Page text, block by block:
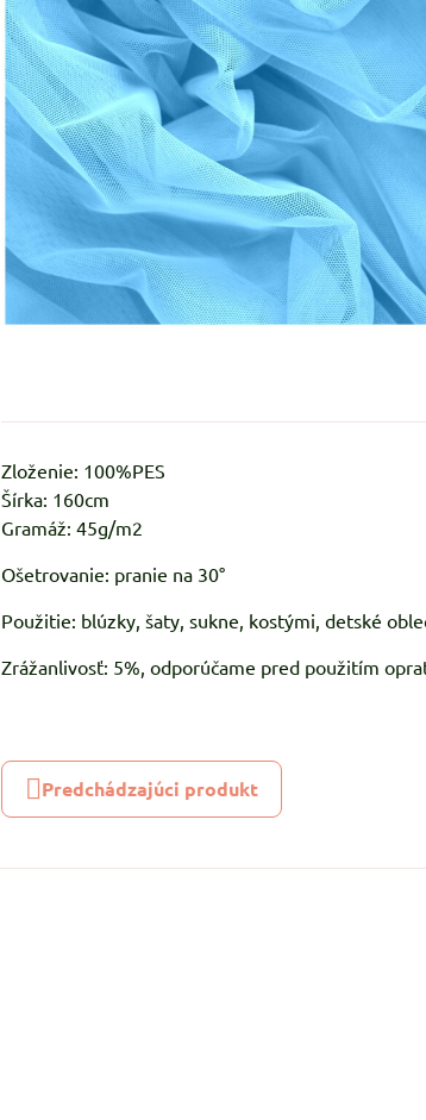
Zloženie: 100%PES
Šírka: 160cm
Gramáž: 45g/m2
Ošetrovanie: pranie na 30°
Použitie: blúzky, šaty, sukne, kostými, detské
Zrážanlivosť: 5%, odporúčame pred použitím
Predchádzajúci produkt